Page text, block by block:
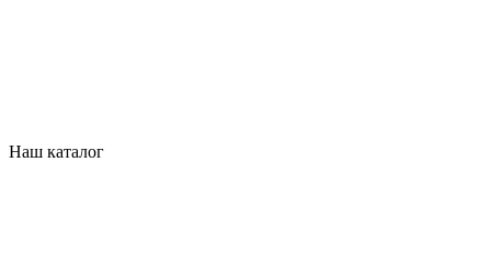
Наш каталог